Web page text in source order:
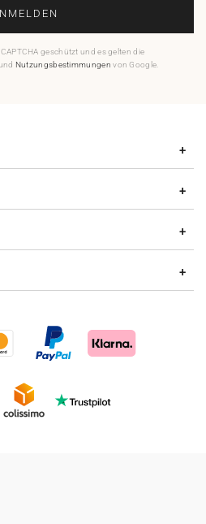
geschützt und es gelten die
Nutzungsbestimmungen von Google.